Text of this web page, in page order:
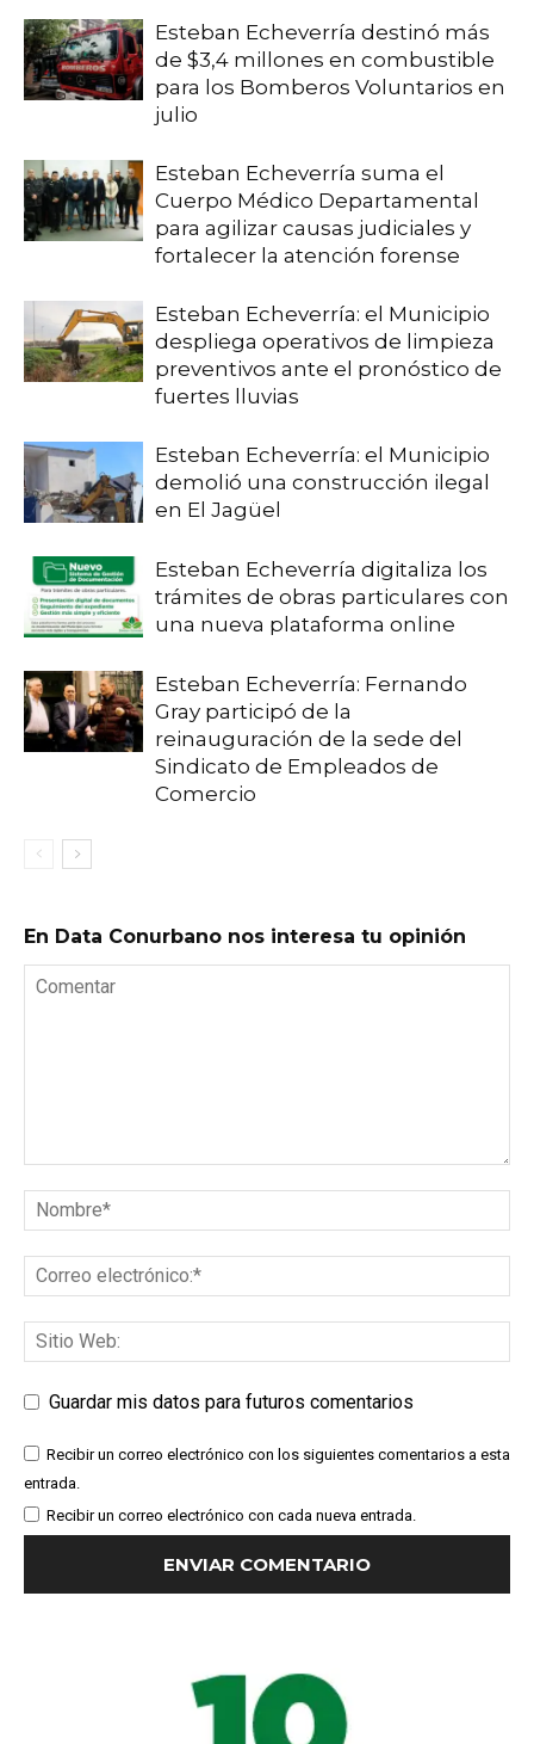
Esteban Echeverría destinó más
de $3,4 millones en combustible
para los Bomberos Voluntarios en
julio
Esteban Echeverría suma el
Cuerpo Médico Departamental
para agilizar causas judiciales y
fortalecer la atención forense
Esteban Echeverría: el Municipio
despliega operativos de limpieza
preventivos ante el pronóstico de
fuertes lluvias
Esteban Echeverría: el Municipio
demolió una construcción ilegal
en El Jagüel
Esteban Echeverría digitaliza los
trámites de obras particulares con
una nueva plataforma online
Esteban Echeverría: Fernando
Gray participó de la
reinauguración de la sede del
Sindicato de Empleados de
Comercio
En Data Conurbano nos interesa tu opinión
Guardar mis datos para futuros comentarios
Recibir un correo electrónico con los siguientes comentarios a esta
entrada.
Recibir un correo electrónico con cada nueva entrada.